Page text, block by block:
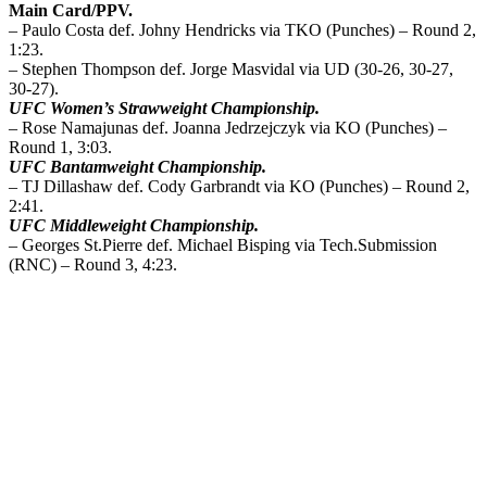
Main Card/PPV.
– Paulo Costa def. Johny Hendricks via TKO (Punches) – Round 2,
1:23.
– Stephen Thompson def. Jorge Masvidal via UD (30-26, 30-27,
30-27).
UFC Women’s Strawweight Championship.
– Rose Namajunas def. Joanna Jedrzejczyk via KO (Punches) –
Round 1, 3:03.
UFC Bantamweight Championship.
– TJ Dillashaw def. Cody Garbrandt via KO (Punches) – Round 2,
2:41.
UFC Middleweight Championship.
– Georges St.Pierre def. Michael Bisping via Tech.Submission
(RNC) – Round 3, 4:23.